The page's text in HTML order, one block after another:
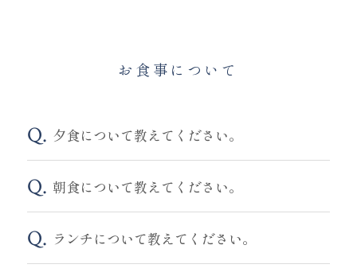
お食事について
夕食について教えてください。
朝食について教えてください。
ランチについて教えてください。